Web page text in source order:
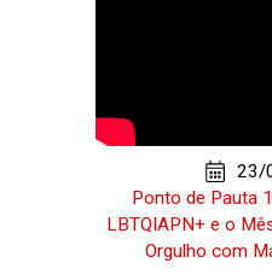
23/
Ponto de Pauta
LBTQIAPN+ e o
Orgulho com